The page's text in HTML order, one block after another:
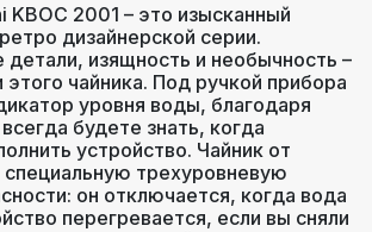
KBOC 2001 – это изысканный
дизайнерской серии.
изящность и необычность –
этого чайника. Под ручкой прибора
уровня воды, благодаря
будете знать, когда
устройство. Чайник от
трехуровневую
он отключается, когда вода
перегревается, если вы сняли